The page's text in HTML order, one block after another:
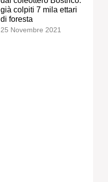
già colpiti 7 mila ettari
di foresta
25 Novembre 2021